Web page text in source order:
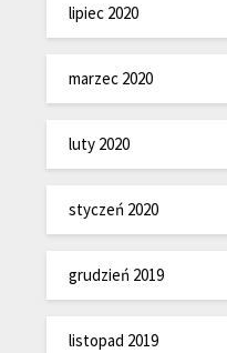
lipiec 2020
marzec 2020
luty 2020
styczeń 2020
grudzień 2019
listopad 2019